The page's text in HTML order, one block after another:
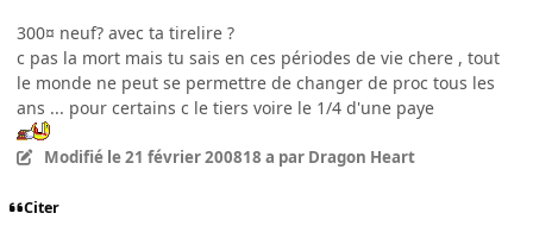
300¤ neuf? avec ta tirelire ?
c pas la mort mais tu sais en ces périodes de vie chere , tout
le monde ne peut se permettre de changer de proc tous les
ans ... pour certains c le tiers voire le 1/4 d'une paye
Modifié le 21 février 200818 a par Dragon Heart
Citer